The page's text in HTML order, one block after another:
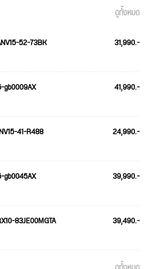
ดูทั้งหมด
52-73BK 31,990.-
gb0009AX 41,990.-
41-R488 24,990.-
gb0045AX 39,990.-
83JE00MGTA 39,490.-